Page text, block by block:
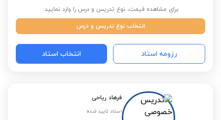
برای مشاهده قیمت، نوع تدریس و درس را وارد نمایید:
انتخاب نوع تدریس و درس
رزومه استاد انتخاب استاد
فرهاد ریاحی
استاد تایید شده